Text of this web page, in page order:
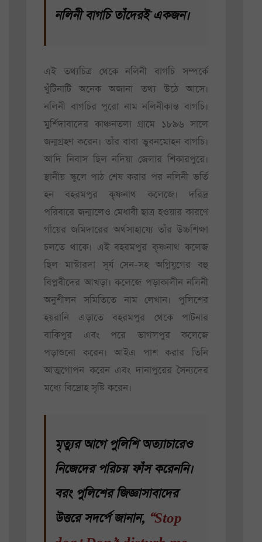
নলিনী বাগচি তাঁদেরই একজন।
এই তথ্যচিত্র থেকে নলিনী বাগচি সম্পর্কে
খুঁটিনাটি অনেক অজানা তথ্য উঠে আসে।
নলিনী বাগচির পুরো নাম নলিনীকান্ত বাগচি।
মুর্শিদাবাদের কাঞ্চনতলা গ্রামে ১৮৯৬ সালে
জন্মগ্রহণ করেন। তাঁর বাবা ভুবনমোহন বাগচি।
আদি নিবাস ছিল নদিয়া জেলার শিকারপুরে।
স্থানীয় স্কুলে পাঠ শেষ করার পর নলিনী ভর্তি
হন বহরমপুর কৃষ্ণনাথ কলেজে। দরিদ্র
পরিবারে জন্মালেও মেধাবী ছাত্র হওয়ার কারণে
গাঁয়ের জমিদারের অর্থসাহায্যে তাঁর উচ্চশিক্ষা
চলতে থাকে। এই বহরমপুর কৃষ্ণনাথ কলেজ
ছিল মাস্টারদা সূর্য সেন-সহ অগ্নিযুগের বহু
বিপ্লবীদের আখড়া। কলেজে পড়াকালীন নলিনী
অনুশীলন সমিতিতে নাম লেখান। পুলিশের
হয়রানি এড়াতে বহরমপুর থেকে পাটনার
বাকিপুর এবং পরে ভাগলপুর কলেজে
পড়াশুনো করেন। আইএ পাশ করার তিনি
আত্মগোপন করেন এবং দানাপুরের সৈন্যদের
মধ্যে বিদ্রোহ সৃষ্টি করেন।
মৃত্যুর আগে পুলিশি অত্যাচারেও
নিজেদের পরিচয় ফাঁস করেননি।
বরং পুলিশের জিজ্ঞাসাবাদের
উত্তরে সদর্পে জানান, “Stop